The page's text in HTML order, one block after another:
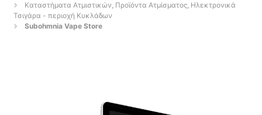
Καταστήματα Ατμιστικών, Προϊόντα Ατμίσματος, Ηλεκτρονικά
Τσιγάρα - περιοχή Κυκλάδων
Subohmnia Vape Store